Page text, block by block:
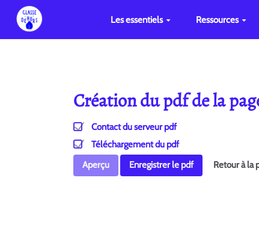
Les essentiels Ressources
Création du pdf de la
Contact du serveur pdf
Téléchargement du pdf
Aperçu
Enregistrer le pdf Retour à la